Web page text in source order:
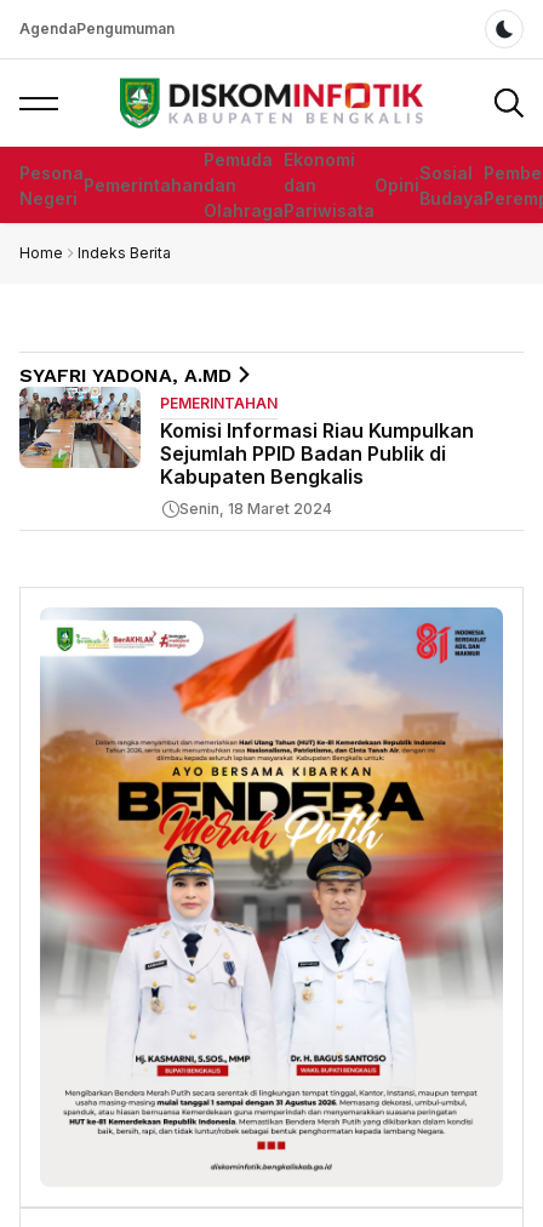
AgendaPengumuman
Pesona
Negeri
Pemerintahan
Pemuda
dan
Olahraga
Ekonomi
dan
Pariwisata
Opini
Sosial
Budaya
Home Indeks Berita
SYAFRI YADONA, A.MD
PEMERINTAHAN
Komisi Informasi Riau Kumpulkan
Sejumlah PPID Badan Publik di
Kabupaten Bengkalis
Senin, 18 Maret 2024